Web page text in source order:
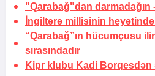
"Qarabağ"dan darmadağın
İngiltərə millisinin heyətində
“Qarabağ”ın hücumçusu
sırasındadır
Kipr klubu Kadi Borqesdən